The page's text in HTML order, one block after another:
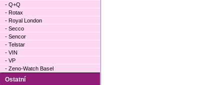
- Q+Q
- Rotax
- Royal London
- Secco
- Sencor
- Telstar
- VIN
- VP
- Zeno-Watch Basel
Ostatní